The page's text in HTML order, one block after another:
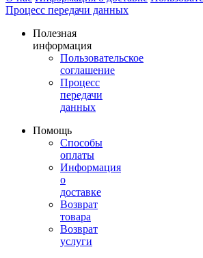
Процесс передачи данных
Полезная
информация
Пользовательское
соглашение
Процесс
передачи
данных
Помощь
Способы
оплаты
Информация
о
доставке
Возврат
товара
Возврат
услуги